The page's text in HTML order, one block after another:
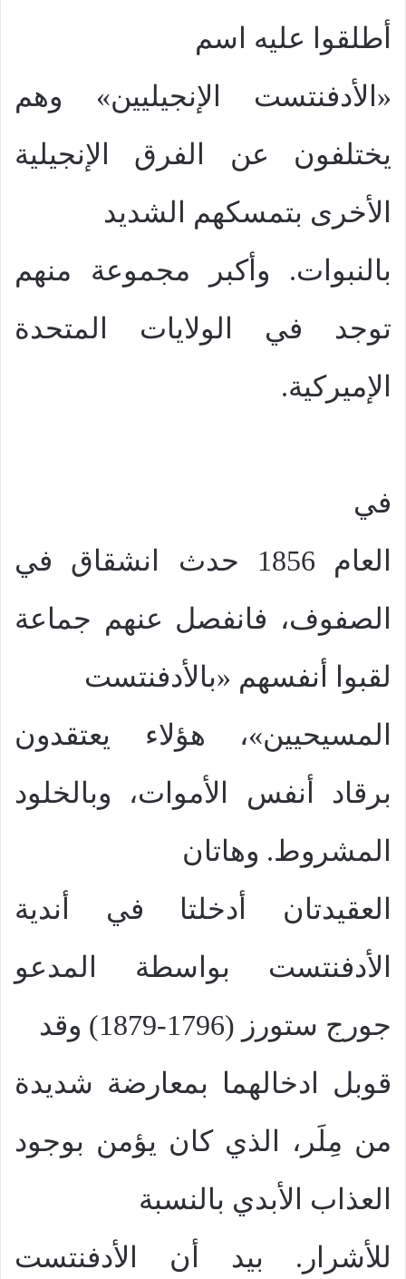
أطلقوا عليه اسم
«الأدفنتست الإنجيليين» وهم
يختلفون عن الفرق الإنجيلية
الأخرى بتمسكهم الشديد
بالنبوات. وأكبر مجموعة منهم
توجد في الولايات المتحدة
الإميركية.
في
العام 1856 حدث انشقاق في
الصفوف، فانفصل عنهم جماعة
لقبوا أنفسهم «بالأدفنتست
المسيحيين»، هؤلاء يعتقدون
برقاد أنفس الأموات، وبالخلود
المشروط. وهاتان
العقيدتان أدخلتا في أندية
الأدفنتست بواسطة المدعو
جورج ستورز (1796-1879) وقد
قوبل ادخالهما بمعارضة شديدة
من مِلَر، الذي كان يؤمن بوجود
العذاب الأبدي بالنسبة
للأشرار. بيد أن الأدفنتست